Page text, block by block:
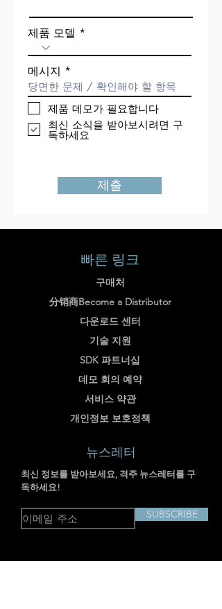
제품 모델
메시지
제품 데모가 필요합니다
최신 소식을 받아보시려면 구
독하세요
제출
빠른 링크
구매처
分销商Become a Distributor
다운로드 센터
기술 지원
SDK 파트너십
데모 회의 예약
서비스 약관
개인정보 보호정책
뉴스레터
최신 정보를 받아보세요, 격주 뉴스레터를 구
독하세요!
SUBSCRIBE